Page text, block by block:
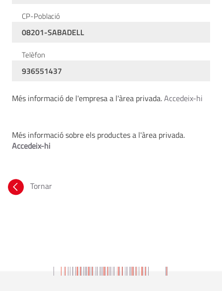
CP-Població
08201-SABADELL
Telèfon
936551437
Més informació de l'empresa a l'àrea privada.Accedeix-hi
Més informació sobre els productes a l'àrea privada.
Accedeix-hi
Tornar